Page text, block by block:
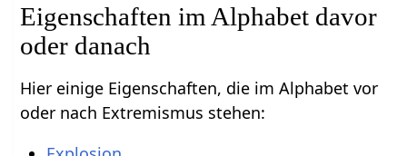
Eigenschaften im Alphabet davor
oder danach
Hier einige Eigenschaften, die im Alphabet vor
oder nach Extremismus stehen: